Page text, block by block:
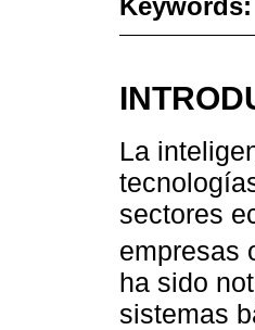
La
sectores
empresas
ha sido
sistemas